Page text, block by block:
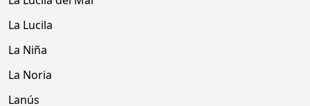
La Lucila
La Niña
La Noria
Lanús